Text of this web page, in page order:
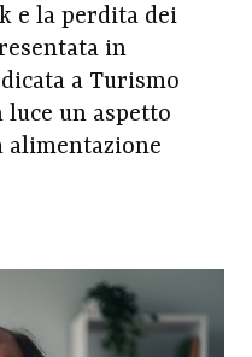
e la perdita dei
in
a Turismo
un aspetto
alimentazione